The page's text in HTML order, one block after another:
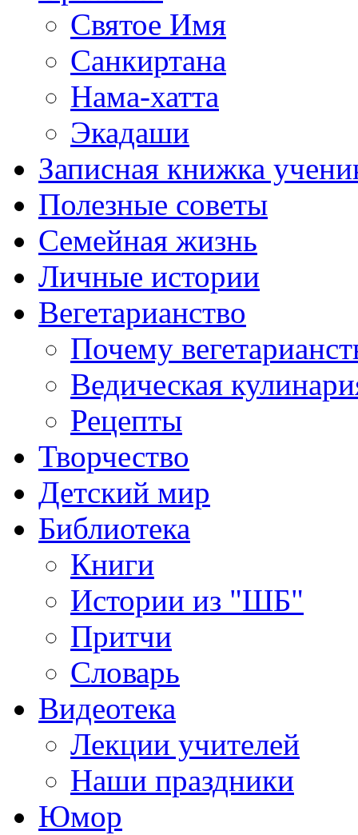
Святое Имя
Санкиртана
Нама-хатта
Экадаши
Записная книжка
Полезные советы
Семейная жизнь
Личные истории
Вегетарианство
Почему
Ведическая
Рецепты
Творчество
Детский мир
Библиотека
Книги
Истории из "ШБ"
Притчи
Словарь
Видеотека
Лекции учителей
Наши праздники
Юмор